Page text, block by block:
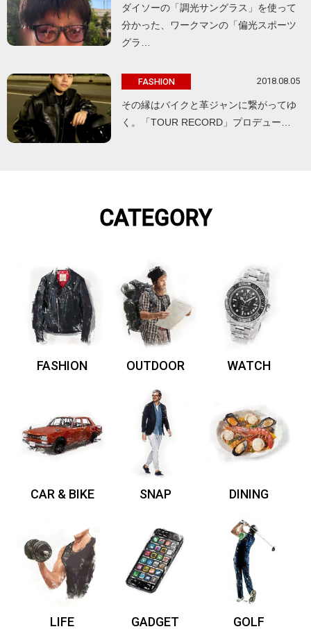
ダイソーの「調光サングラス」を使って
分かった、ワークマンの「偏光スポーツ
グラ…
FASHION 2018.08.05
その縁はバイクと革ジャンに繋がってゆ
く。「TOUR RECORD」プロデュー…
CATEGORY
FASHION OUTDOOR WATCH
CAR & BIKE SNAP DINING
LIFE GADGET GOLF